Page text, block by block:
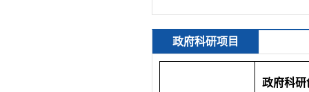
政府科研项目
政府科研